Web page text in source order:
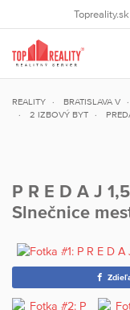
REALITY BRATISLAVA V
2 IZBOVÝ BYT
P R E D A J
Slnečnice